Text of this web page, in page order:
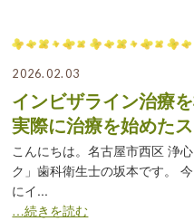
2026.02.03
インビザライン治療
実際に治療を始めた
こんにちは。名古屋市西区 浄
ク」歯科衛生士の坂本です。
にイ...
…続きを読む